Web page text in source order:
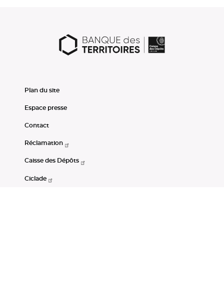
Plan du site
Espace presse
Contact
Réclamation
Caisse des Dépôts
Ciclade